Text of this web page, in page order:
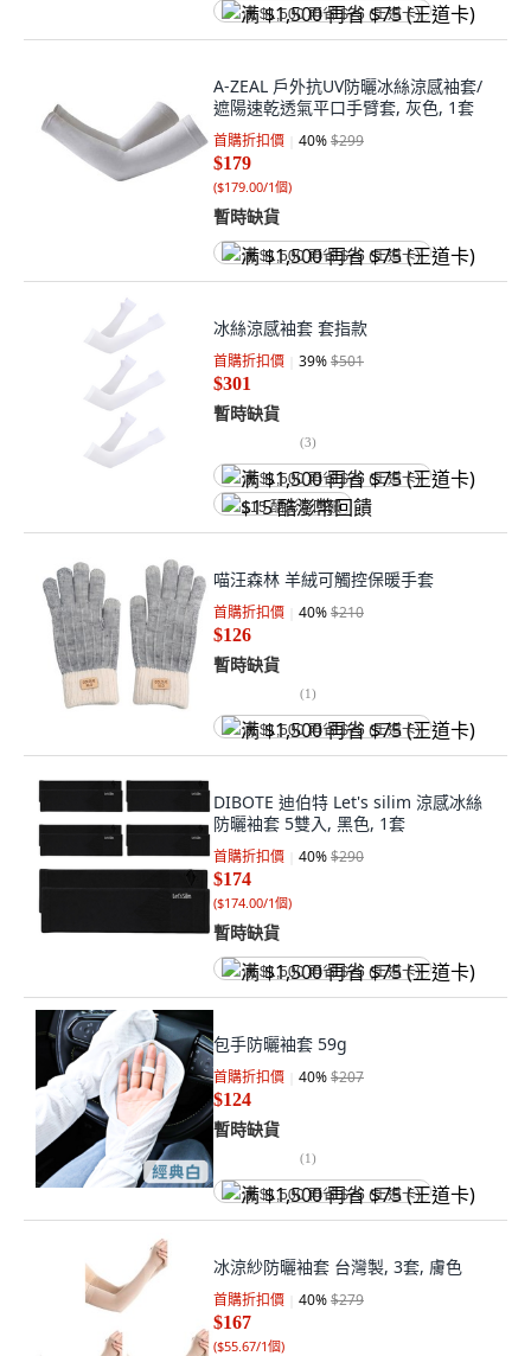
满 $1,500 再省 $75 (王道卡)
A-ZEAL 戶外抗UV防曬冰絲涼感袖套/
遮陽速乾透氣平口手臂套, 灰色, 1套
首購折扣價 40%$299
$179
($179.00/1個)
暫時缺貨
满 $1,500 再省 $75 (王道卡)
冰絲涼感袖套 套指款
首購折扣價 39%$501
$301
暫時缺貨
(3)
满 $1,500 再省 $75 (王道卡)
$15 酷澎幣回饋
喵汪森林 羊絨可觸控保暖手套
首購折扣價 40%$210
$126
暫時缺貨
(1)
满 $1,500 再省 $75 (王道卡)
DIBOTE 迪伯特 Let's silim 涼感冰絲
防曬袖套 5雙入, 黑色, 1套
首購折扣價 40%$290
$174
($174.00/1個)
暫時缺貨
满 $1,500 再省 $75 (王道卡)
包手防曬袖套 59g
首購折扣價 40%$207
$124
暫時缺貨
(1)
满 $1,500 再省 $75 (王道卡)
冰涼紗防曬袖套 台灣製, 3套, 膚色
首購折扣價 40%$279
$167
($55.67/1個)